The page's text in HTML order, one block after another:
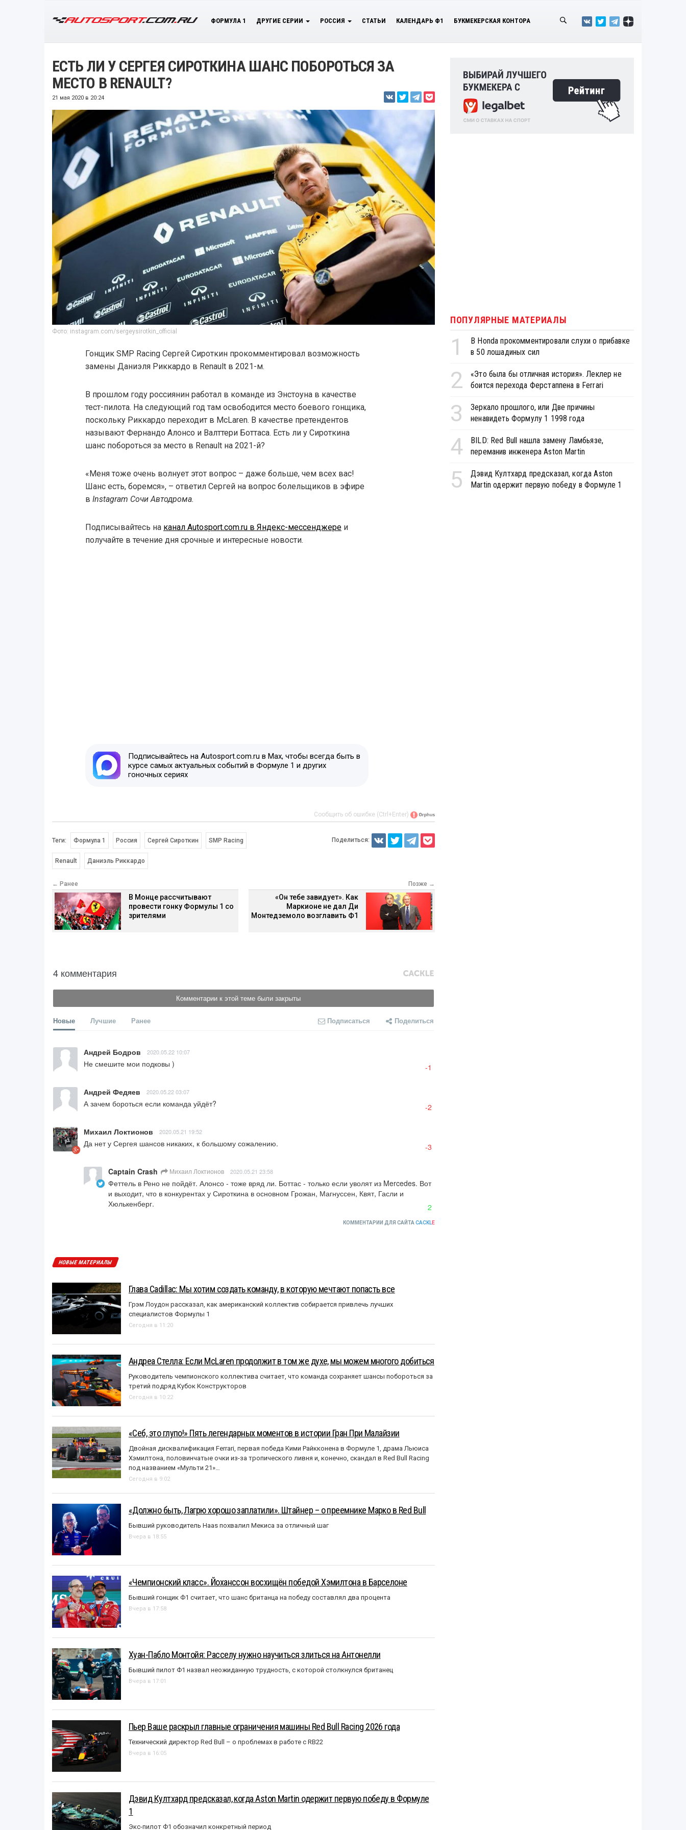
ФОРМУЛА 1 ДРУГИЕ СЕРИИ РОССИЯ СТАТЬИ КАЛЕНДАРЬ Ф1 БУКМЕКЕРСКАЯ КОНТОРА
ЕСТЬ ЛИ У СЕРГЕЯ СИРОТКИНА ШАНС ПОБОРОТЬСЯ ЗА
МЕСТО В RENAULT?
21 мая 2020 в 20:24
Фото: instagram.com/sergeysirotkin_official
Гонщик SMP Racing Сергей Сироткин прокомментировал возможность
замены Даниэля Риккардо в Renault в 2021-м.
В прошлом году россиянин работал в команде из Энстоуна в качестве
тест-пилота. На следующий год там освободится место боевого гонщика,
поскольку Риккардо переходит в McLaren. В качестве претендентов
называют Фернандо Алонсо и Валттери Боттаса. Есть ли у Сироткина
шанс побороться за место в Renault на 2021-й?
«Меня тоже очень волнует этот вопрос – даже больше, чем всех вас!
Шанс есть, боремся», – ответил Сергей на вопрос болельщиков в эфире
в Instagram Сочи Автодрома.
Подписывайтесь на канал Autosport.com.ru в Яндекс-мессенджереи
получайте в течение дня срочные и интересные новости.
Подписывайтесь на Autosport.com.ru в Max, чтобы всегда быть в
курсе самых актуальных событий в Формуле 1 и других
гоночных сериях
Сообщить об ошибке (Ctrl+Enter)
Теги: Формула 1 Россия Сергей Сироткин SMP Racing
Renault Даниэль Риккардо
Поделиться:
← Ранее
В Монце рассчитывают
провести гонку Формулы 1 со
зрителями
Позже →
«Он тебе завидует». Как
Маркионе не дал Ди
Монтедземоло возглавить Ф1
4 комментария
Комментарии к этой теме были закрыты
Новые Лучшие Ранее Подписаться Поделиться
Андрей Бодров 2020.05.22 10:07
Не смешите мои подковы ) -1
Андрей Федяев 2020.05.22 03:07
А зачем бороться если команда уйдёт? -2
Михаил Локтионов 2020.05.21 19:52
Да нет у Сергея шансов никаких, к большому сожалению. -3
Captain Crash Михаил Локтионов 2020.05.21 23:58
Феттель в Рено не пойдёт. Алонсо - тоже вряд ли. Боттас - только если уволят из Mercedes. Вот
и выходит, что в конкурентах у Сироткина в основном Грожан, Магнуссен, Квят, Гасли и
Хюлькенберг.
2
КОММЕНТАРИИ ДЛЯ САЙТА CACKLE
НОВЫЕ МАТЕРИАЛЫ
Глава Cadillac: Мы хотим создать команду, в которую мечтают попасть все
Грэм Лоудон рассказал, как американский коллектив собирается привлечь лучших
специалистов Формулы 1
Сегодня в 11:20
Андреа Стелла: Если McLaren продолжит в том же духе, мы можем многого добиться
Руководитель чемпионского коллектива считает, что команда сохраняет шансы побороться за
третий подряд Кубок Конструкторов
Сегодня в 10:22
«Себ, это глупо!» Пять легендарных моментов в истории Гран При Малайзии
Двойная дисквалификация Ferrari, первая победа Кими Райкконена в Формуле 1, драма Льюиса
Хэмилтона, половинчатые очки из-за тропического ливня и, конечно, скандал в Red Bull Racing
под названием «Mульти 21»…
Сегодня в 9:02
«Должно быть, Лагрю хорошо заплатили». Штайнер – о преемнике Марко в Red Bull
Бывший руководитель Haas похвалил Мекиса за отличный шаг
Вчера в 18:55
«Чемпионский класс». Йоханссон восхищён победой Хэмилтона в Барселоне
Бывший гонщик Ф1 считает, что шанс британца на победу составлял два процента
Вчера в 17:58
Хуан-Пабло Монтойя: Расселу нужно научиться злиться на Антонелли
Бывший пилот Ф1 назвал неожиданную трудность, с которой столкнулся британец
Вчера в 17:01
Пьер Ваше раскрыл главные ограничения машины Red Bull Racing 2026 года
Технический директор Red Bull – о проблемах в работе с RB22
Вчера в 16:05
Дэвид Култхард предсказал, когда Aston Martin одержит первую победу в Формуле
1
Экс-пилот Ф1 обозначил конкретный период
ПОПУЛЯРНЫЕ МАТЕРИАЛЫ
1
В Honda прокомментировали слухи о прибавке
в 50 лошадиных сил
2
«Это была бы отличная история». Леклер не
боится перехода Ферстаппена в Ferrari
3
Зеркало прошлого, или Две причины
ненавидеть Формулу 1 1998 года
4
BILD: Red Bull нашла замену Ламбьязе,
переманив инженера Aston Martin
5
Дэвид Култхард предсказал, когда Aston
Martin одержит первую победу в Формуле 1